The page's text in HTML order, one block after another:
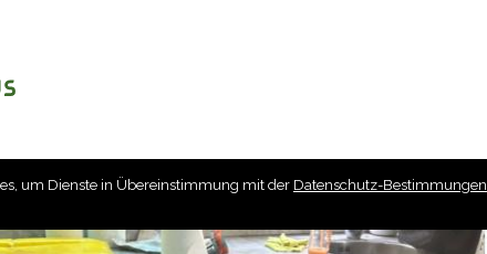
um Dienste in Übereinstimmung mit der Datenschutz-Bestimmungen